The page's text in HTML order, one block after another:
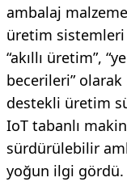
ambalaj
üretim sistemleri
“akıllı üretim”,
becerileri”
destekli üretim
IoT tabanlı
sürdürülebilir
yoğun ilgi gördü.